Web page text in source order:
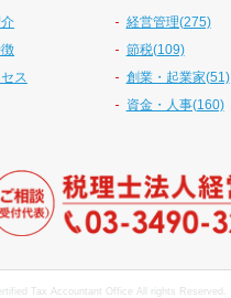
ス
経営管理(275)
節税(109)
創業・起業家(51)
資金・人事(160)
Tax Accountant Office All rights Reserved.